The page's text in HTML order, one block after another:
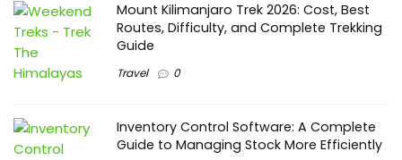
Mount Kilimanjaro Trek 2026: Cost, Best
Routes, Difficulty, and Complete Trekking
Guide
Travel 0
Inventory Control Software: A Complete
Guide to Managing Stock More Efficiently